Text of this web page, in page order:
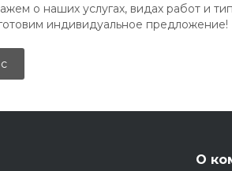
о наших услугах, видах работ и
индивидуальное предложение!
О